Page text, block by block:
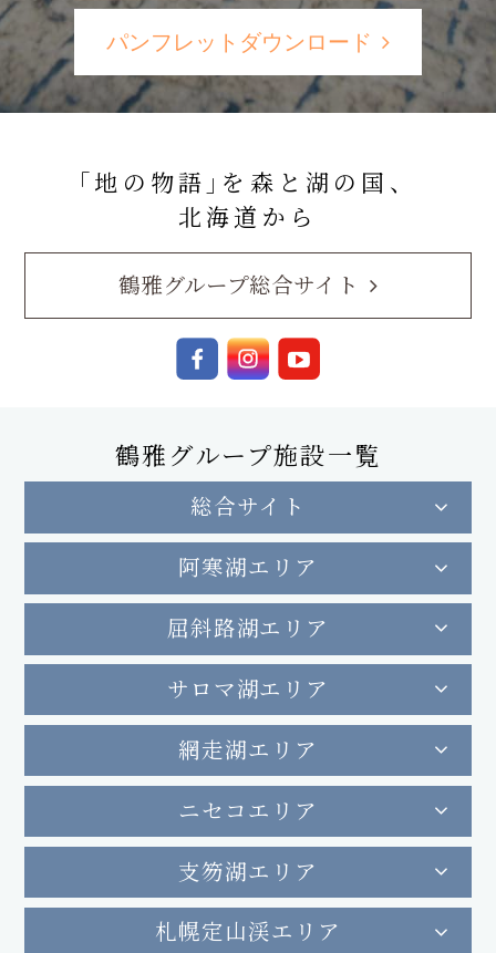
パンフレットダウンロード
｢地の物語｣を森と湖の国、
北海道から
鶴雅グループ総合サイト
鶴雅グループ施設一覧
総合サイト
阿寒湖エリア
屈斜路湖エリア
サロマ湖エリア
網走湖エリア
ニセコエリア
支笏湖エリア
札幌定山渓エリア